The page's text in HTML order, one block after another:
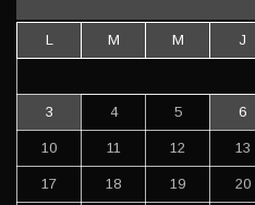
L M M J
3 4 5 6
10 11 12 13
17 18 19 20